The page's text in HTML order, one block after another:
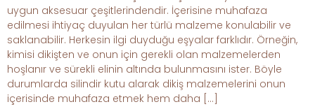
uygun aksesuar çeşitlerindendir. İçerisine muhafaza
edilmesi ihtiyaç duyulan her türlü malzeme konulabilir ve
saklanabilir. Herkesin ilgi duyduğu eşyalar farklıdır. Örneğin,
kimisi dikişten ve onun için gerekli olan malzemelerden
hoşlanır ve sürekli elinin altında bulunmasını ister. Böyle
durumlarda silindir kutu alarak dikiş malzemelerini onun
içerisinde muhafaza etmek hem daha […]